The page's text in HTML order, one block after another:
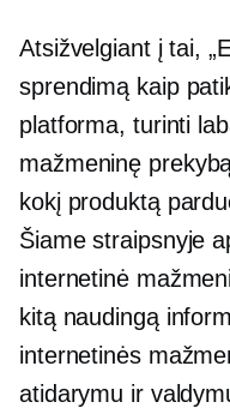
Atsižvelgiant į tai,
sprendimą kaip
platforma, turinti
mažmeninę
kokį produktą
Šiame straipsnyje
internetinė
kitą naudingą
internetinės
atidarymu ir